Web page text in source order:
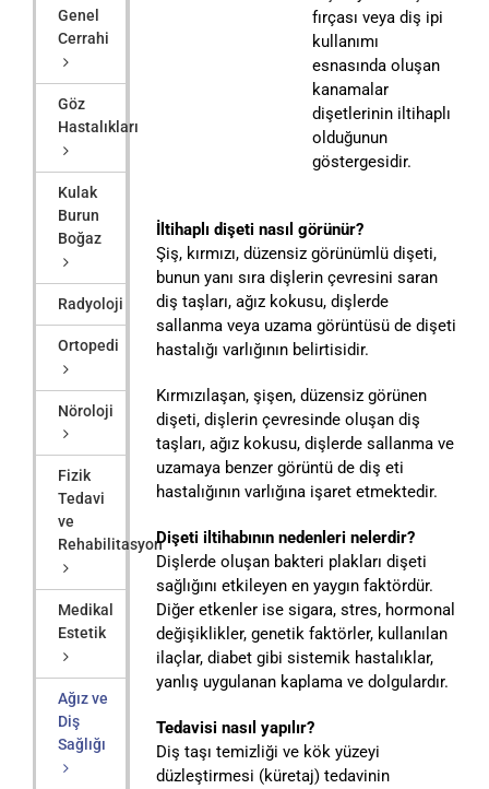
fırçası veya diş ipi
kullanımı
esnasında oluşan
kanamalar
dişetlerinin iltihaplı
olduğunun
göstergesidir.
İltihaplı dişeti nasıl görünür?
Şiş, kırmızı, düzensiz görünümlü dişeti,
bunun yanı sıra dişlerin çevresini saran
diş taşları, ağız kokusu, dişlerde
sallanma veya uzama görüntüsü de dişeti
hastalığı varlığının belirtisidir.
Kırmızılaşan, şişen, düzensiz görünen
dişeti, dişlerin çevresinde oluşan diş
taşları, ağız kokusu, dişlerde sallanma ve
uzamaya benzer görüntü de diş eti
hastalığının varlığına işaret etmektedir.
Dişeti iltihabının nedenleri nelerdir?
Dişlerde oluşan bakteri plakları dişeti
sağlığını etkileyen en yaygın faktördür.
Diğer etkenler ise sigara, stres, hormonal
değişiklikler, genetik faktörler, kullanılan
ilaçlar, diabet gibi sistemik hastalıklar,
yanlış uygulanan kaplama ve dolgulardır.
Tedavisi nasıl yapılır?
Diş taşı temizliği ve kök yüzeyi
düzleştirmesi (küretaj) tedavinin
Genel
Cerrahi
Göz
Hastalıkları
Kulak
Burun
Boğaz
Radyoloji
Ortopedi
Nöroloji
Fizik
Tedavi
ve
Rehabilitasyon
Medikal
Estetik
Ağız ve
Diş
Sağlığı